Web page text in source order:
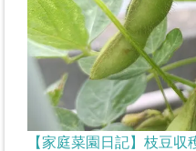
【家庭菜園日記】枝豆